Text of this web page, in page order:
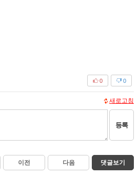
0
0
새로고침
등록
이전 다음 댓글보기